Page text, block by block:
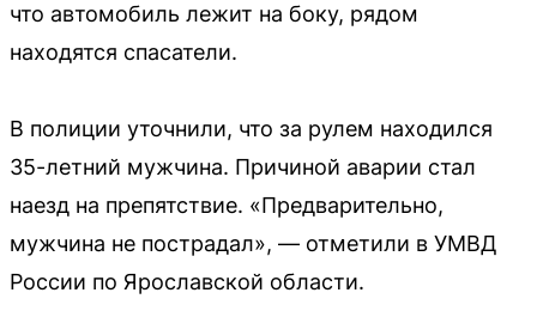
что автомобиль лежит на боку, рядом
находятся спасатели.
В полиции уточнили, что за рулем находился
35-летний мужчина. Причиной аварии стал
наезд на препятствие. «Предварительно,
мужчина не пострадал», — отметили в УМВД
России по Ярославской области.